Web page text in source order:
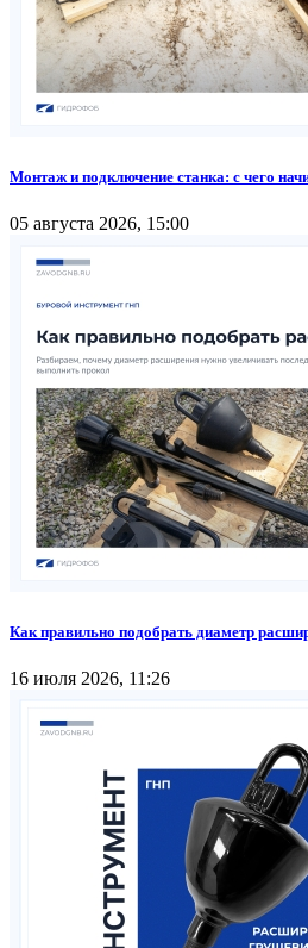
Монтаж и подключение станка: с чего
05 августа 2026, 15:00
Как правильно подобрать диаметр
16 июля 2026, 11:26